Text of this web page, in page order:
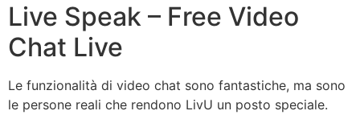
Live Speak – Free Video
Chat Live
Le funzionalità di video chat sono fantastiche, ma sono
le persone reali che rendono LivU un posto speciale.